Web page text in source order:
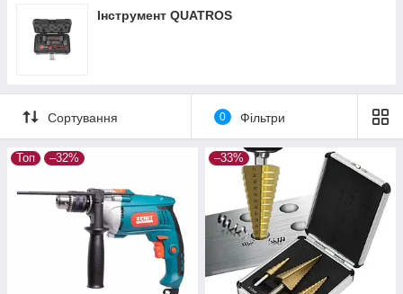
Інструмент QUATROS
Сортування 0 Фільтри
Топ –32% –33%